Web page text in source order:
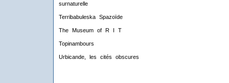
surnaturelle
Terribabuleska Spazoïde
The Museum of R I T
Topinambours
Urbicande, les cités obscures